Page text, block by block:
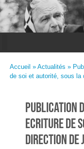
Accueil » Actualités »
de soi et autorité, sous la
Publication
Ecriture de
direction de